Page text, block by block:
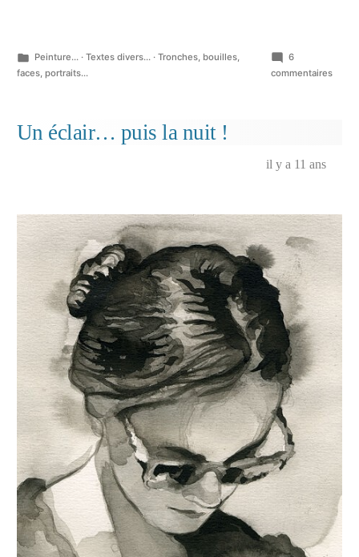
Publié
dans
Peinture...· Textes divers...· Tronches, bouilles,
faces, portraits...
6
commentairessur
Un éclair… puis la nuit !
il y a 11 ans